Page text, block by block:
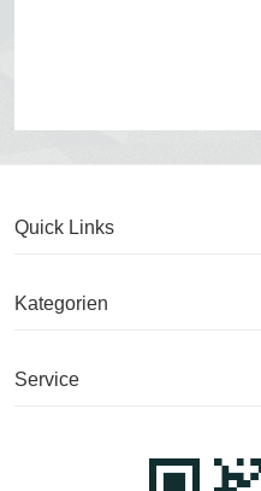
Quick Links
Kategorien
Service